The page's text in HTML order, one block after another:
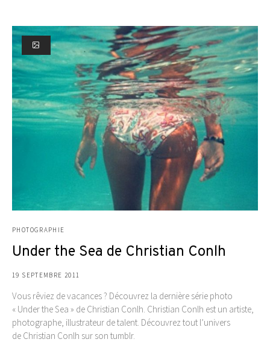
PHOTOGRAPHIE
Under the Sea de Christian Conlh
19 SEPTEMBRE 2011
Vous rêviez de vacances ? Découvrez la dernière série photo
« Under the Sea » de Christian Conlh. Christian Conlh est un artiste,
photographe, illustrateur de talent. Découvrez tout l’univers
de Christian Conlh sur son tumblr.